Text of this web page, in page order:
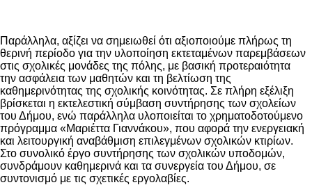
Παράλληλα, αξίζει να σημειωθεί ότι αξιοποιούμε πλήρως τη
θερινή περίοδο για την υλοποίηση εκτεταμένων παρεμβάσεων
στις σχολικές μονάδες της πόλης, με βασική προτεραιότητα
την ασφάλεια των μαθητών και τη βελτίωση της
καθημερινότητας της σχολικής κοινότητας. Σε πλήρη εξέλιξη
βρίσκεται η εκτελεστική σύμβαση συντήρησης των σχολείων
του Δήμου, ενώ παράλληλα υλοποιείται το χρηματοδοτούμενο
πρόγραμμα «Μαριέττα Γιαννάκου», που αφορά την ενεργειακή
και λειτουργική αναβάθμιση επιλεγμένων σχολικών κτιρίων.
Στο συνολικό έργο συντήρησης των σχολικών υποδομών,
συνδράμουν καθημερινά και τα συνεργεία του Δήμου, σε
συντονισμό με τις σχετικές εργολαβίες.